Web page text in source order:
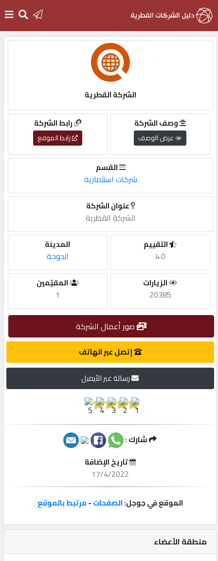
التسجيل
English
أضف
مطلوب
طلب
الاحصائيات
مميزة
إبحث
إعلانات
المنتدى
منطقة الأعضاء
الشركة القطرية
رابط الشركة
رابط الموقع
وصف الشركة
عرض الوصف
القسم
شركات استثمارية
عنوان الشركة
الشركة القطرية
المدينة
الدوحة
التقييم
4.0
المقيّمين
1
الزيارات
20385
صور أعمال الشركة
إتصل عبر الهاتف
رسالة عبر الأيميل
شارك :
تاريخ الإضافة
17/4/2022
الموقع في جوجل:الصفحات-مرتبط بالموقع